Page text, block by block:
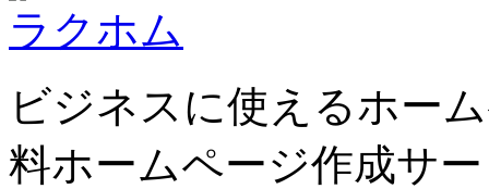
ラクホム
ビジネスに使えるホー
料ホームページ作成サ